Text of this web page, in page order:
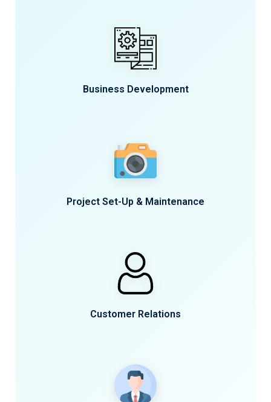
Business Development
Project Set-Up & Maintenance
Customer Relations